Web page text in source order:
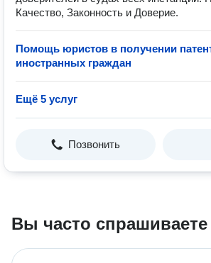
Качество, Законность и Доверие.
Помощь юристов в получении
иностранных граждан
Ещё 5 услуг
Позвонить
Вы часто спрашиваете